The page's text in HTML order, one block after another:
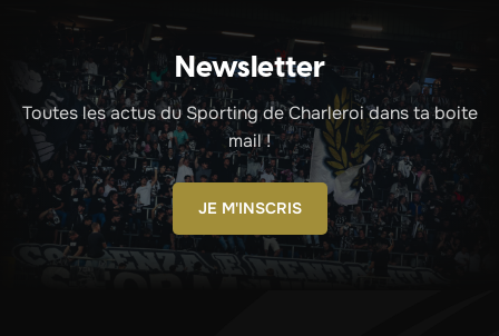
Newsletter
Toutes les actus du Sporting de Charleroi dans ta boite
mail !
JE M'INSCRIS